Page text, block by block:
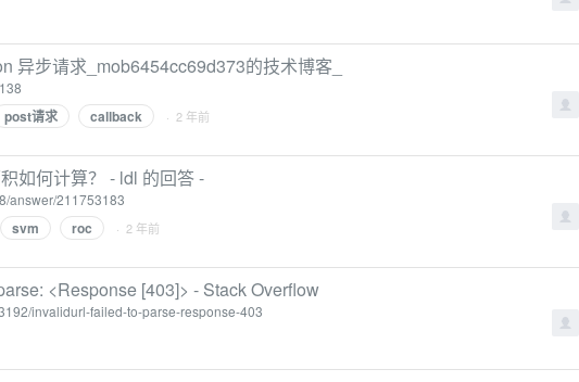
异步请求_mob6454cc69d373的技术博客_
post请求 callback · 2 年前
如何计算？ - ldl 的回答 -
answer/211753183
svm roc · 2 年前
<Response [403]> - Stack Overflow
invalidurl-failed-to-parse-response-403